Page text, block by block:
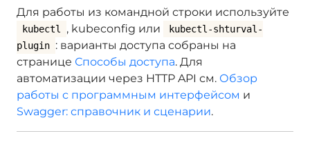
Для работы из командной строки используйте
kubectl , kubeconfig или
kubectl-shturval-
plugin : варианты доступа собраны на
странице Способы доступа. Для
автоматизации через HTTP API см. Обзор
работы с программным интерфейсом и
Swagger: справочник и сценарии.